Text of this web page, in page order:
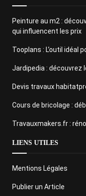
Peinture au m2 :
qui influencent les prix
Tooplans : L’outil idéal
Jardipedia : découvrez
Devis travaux
Cours de bricolage :
Travauxmakers.fr :
LIENS UTILES
Mentions Légales
Publier un Article